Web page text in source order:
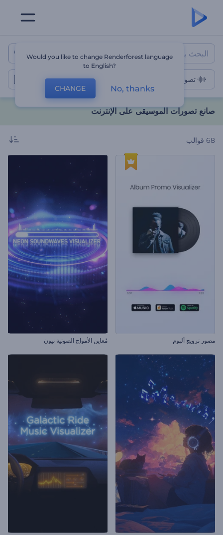
صانع تصورات الموسيقى على
تصورات الموسيقى
صانع تصورات الموسيقى على الإنترنت
68 قوالب
مصور ترويج ألبوم مُعاين الأمواج الصوتية نيون
Would you like to change Renderforest language
to English?
CHANGE No, thanks